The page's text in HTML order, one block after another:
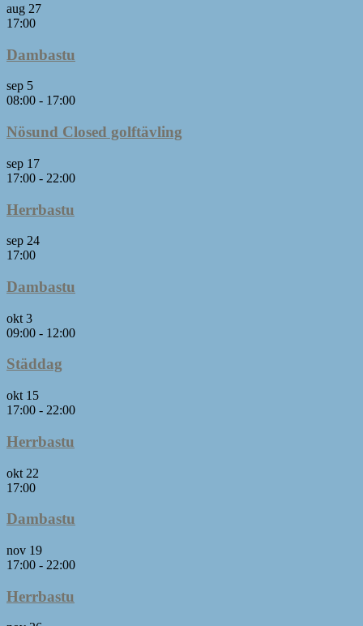
aug 27
17:00
Dambastu
sep 5
08:00 - 17:00
Nösund Closed golftävling
sep 17
17:00 - 22:00
Herrbastu
sep 24
17:00
Dambastu
okt 3
09:00 - 12:00
Städdag
okt 15
17:00 - 22:00
Herrbastu
okt 22
17:00
Dambastu
nov 19
17:00 - 22:00
Herrbastu